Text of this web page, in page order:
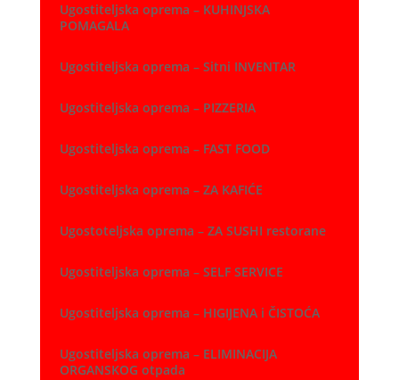
Ugostiteljska oprema – KUHINJSKA
POMAGALA
Ugostiteljska oprema – Sitni INVENTAR
Ugostiteljska oprema – PIZZERIA
Ugostiteljska oprema – FAST FOOD
Ugostiteljska oprema – ZA KAFIĆE
Ugostoteljska oprema – ZA SUSHI restorane
Ugostiteljska oprema – SELF SERVICE
Ugostiteljska oprema – HIGIJENA i ČISTOĆA
Ugostiteljska oprema – ELIMINACIJA
ORGANSKOG otpada